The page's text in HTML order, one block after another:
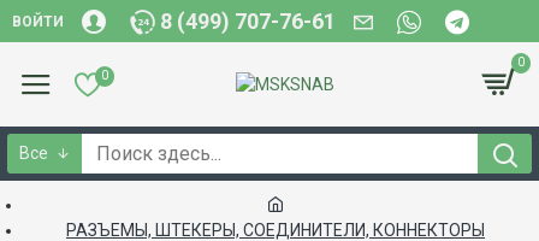
ВОЙТИ 8 (499) 707-76-61
0
0
Все
РАЗЪЕМЫ, ШТЕКЕРЫ, СОЕДИНИТЕЛИ, КОННЕКТОРЫ